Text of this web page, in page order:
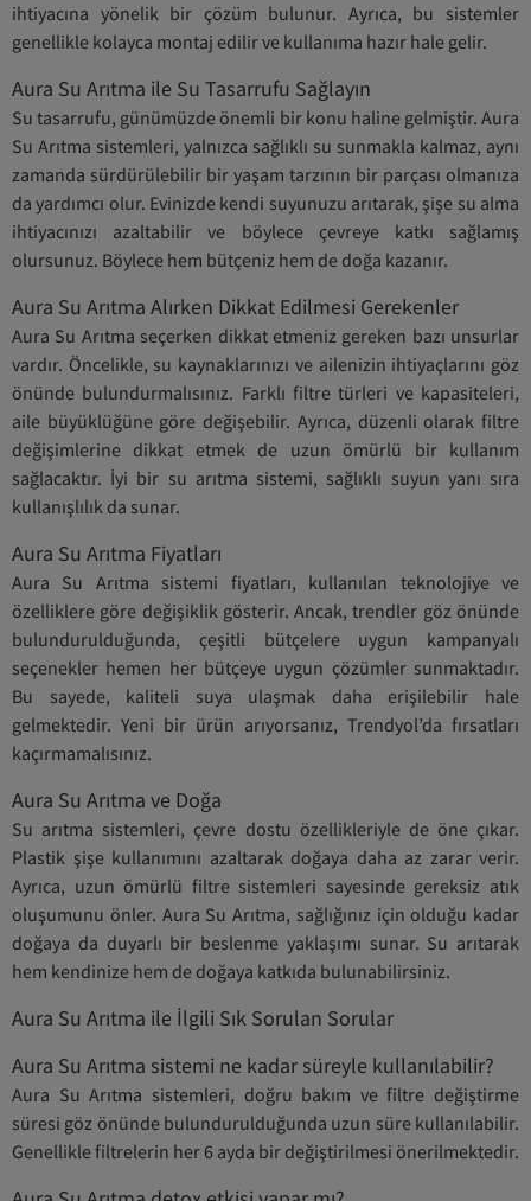
ihtiyacına yönelik bir çözüm bulunur. Ayrıca, bu sistemler
genellikle kolayca montaj edilir ve kullanıma hazır hale gelir.
Aura Su Arıtma ile Su Tasarrufu Sağlayın
Su tasarrufu, günümüzde önemli bir konu haline gelmiştir. Aura
Su Arıtma sistemleri, yalnızca sağlıklı su sunmakla kalmaz, aynı
zamanda sürdürülebilir bir yaşam tarzının bir parçası olmanıza
da yardımcı olur. Evinizde kendi suyunuzu arıtarak, şişe su alma
ihtiyacınızı azaltabilir ve böylece çevreye katkı sağlamış
olursunuz. Böylece hem bütçeniz hem de doğa kazanır.
Aura Su Arıtma Alırken Dikkat Edilmesi Gerekenler
Aura Su Arıtma seçerken dikkat etmeniz gereken bazı unsurlar
vardır. Öncelikle, su kaynaklarınızı ve ailenizin ihtiyaçlarını göz
önünde bulundurmalısınız. Farklı filtre türleri ve kapasiteleri,
aile büyüklüğüne göre değişebilir. Ayrıca, düzenli olarak filtre
değişimlerine dikkat etmek de uzun ömürlü bir kullanım
sağlacaktır. İyi bir su arıtma sistemi, sağlıklı suyun yanı sıra
kullanışlılık da sunar.
Aura Su Arıtma Fiyatları
Aura Su Arıtma sistemi fiyatları, kullanılan teknolojiye ve
özelliklere göre değişiklik gösterir. Ancak, trendler göz önünde
bulundurulduğunda, çeşitli bütçelere uygun kampanyalı
seçenekler hemen her bütçeye uygun çözümler sunmaktadır.
Bu sayede, kaliteli suya ulaşmak daha erişilebilir hale
gelmektedir. Yeni bir ürün arıyorsanız, Trendyol’da fırsatları
kaçırmamalısınız.
Aura Su Arıtma ve Doğa
Su arıtma sistemleri, çevre dostu özellikleriyle de öne çıkar.
Plastik şişe kullanımını azaltarak doğaya daha az zarar verir.
Ayrıca, uzun ömürlü filtre sistemleri sayesinde gereksiz atık
oluşumunu önler. Aura Su Arıtma, sağlığınız için olduğu kadar
doğaya da duyarlı bir beslenme yaklaşımı sunar. Su arıtarak
hem kendinize hem de doğaya katkıda bulunabilirsiniz.
Aura Su Arıtma ile İlgili Sık Sorulan Sorular
Aura Su Arıtma sistemi ne kadar süreyle kullanılabilir?
Aura Su Arıtma sistemleri, doğru bakım ve filtre değiştirme
süresi göz önünde bulundurulduğunda uzun süre kullanılabilir.
Genellikle filtrelerin her 6 ayda bir değiştirilmesi önerilmektedir.